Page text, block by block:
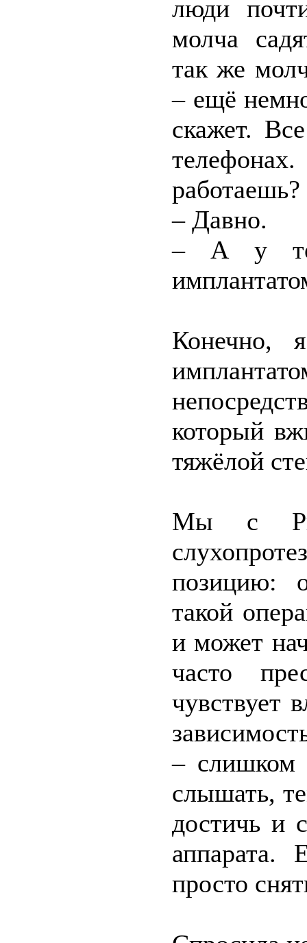
люди
молча
так же
– ещё
скажет.
работаешь?
– Давно.
– А у
Конечно,
который
тяжёлой
Мы с
позицию:
такой
и может
часто
чувствует
– слишком
слышать,
достичь и
аппарата.
просто